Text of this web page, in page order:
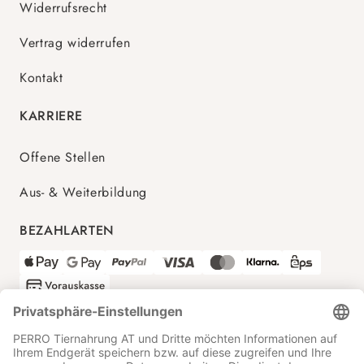
Widerrufsrecht
Vertrag widerrufen
Kontakt
KARRIERE
Offene Stellen
Aus- & Weiterbildung
BEZAHLARTEN
VERSANDPARTNER